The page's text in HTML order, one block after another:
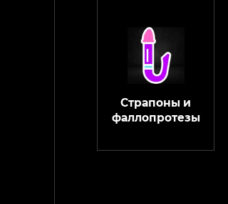
Страпоны и
фаллопротезы